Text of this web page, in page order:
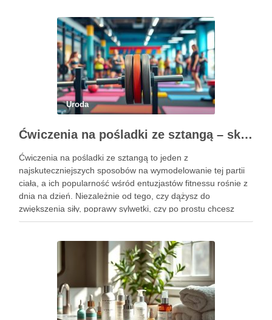
Uroda
Ćwiczenia na pośladki ze sztangą – skuteczne metody i techniki treningowe
Ćwiczenia na pośladki ze sztangą to jeden z
najskuteczniejszych sposobów na wymodelowanie tej partii
ciała, a ich popularność wśród entuzjastów fitnessu rośnie z
dnia na dzień. Niezależnie od tego, czy dążysz do
zwiększenia siły, poprawy sylwetki, czy po prostu chcesz
poczuć się lepiej w swoim ciele, odpowiednio dobrane